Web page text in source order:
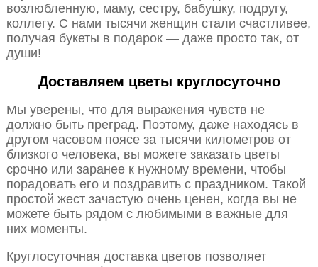
возлюбленную, маму, сестру, бабушку, подругу,
коллегу. С нами тысячи женщин стали счастливее,
получая букеты в подарок — даже просто так, от
души!
Доставляем цветы круглосуточно
Мы уверены, что для выражения чувств не
должно быть преград. Поэтому, даже находясь в
другом часовом поясе за тысячи километров от
близкого человека, вы можете заказать цветы
срочно или заранее к нужному времени, чтобы
порадовать его и поздравить с праздником. Такой
простой жест зачастую очень ценен, когда вы не
можете быть рядом с любимыми в важные для
них моменты.
Круглосуточная доставка цветов позволяет